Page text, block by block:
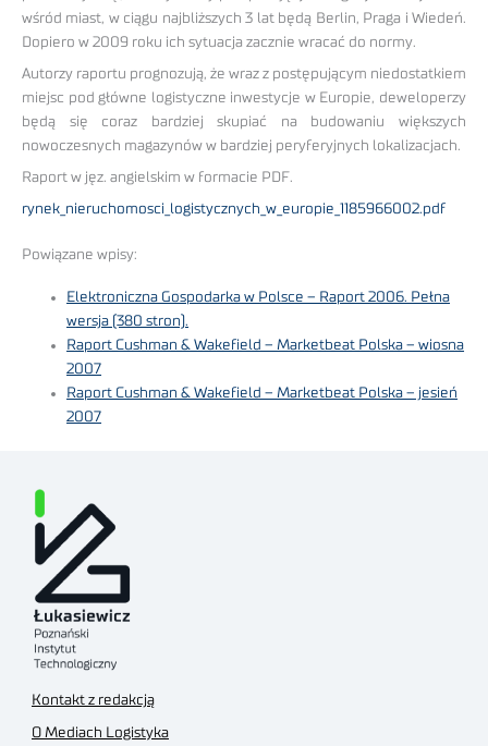
wśród miast, w ciągu najbliższych 3 lat będą Berlin, Praga i Wiedeń.
Dopiero w 2009 roku ich sytuacja zacznie wracać do normy.
Autorzy raportu prognozują, że wraz z postępującym niedostatkiem
miejsc pod główne logistyczne inwestycje w Europie, deweloperzy
będą się coraz bardziej skupiać na budowaniu większych
nowoczesnych magazynów w bardziej peryferyjnych lokalizacjach.
Raport w jęz. angielskim w formacie PDF.
rynek_nieruchomosci_logistycznych_w_europie_1185966002.pdf
Powiązane wpisy:
Elektroniczna Gospodarka w Polsce – Raport 2006. Pełna
wersja (380 stron).
Raport Cushman & Wakefield – Marketbeat Polska – wiosna
2007
Raport Cushman & Wakefield – Marketbeat Polska – jesień
2007
Kontakt z redakcją
O Mediach Logistyka